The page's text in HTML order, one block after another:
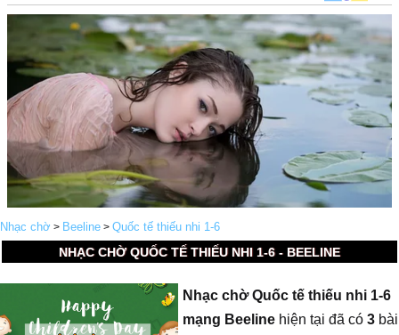
Nhạc chờ > Beeline > Quốc tế thiếu nhi 1-6
NHẠC CHỜ QUỐC TẾ THIẾU NHI 1-6 - BEELINE
Nhạc chờ Quốc tế thiếu nhi 1-6
mạng Beeline hiện tại đã có 3 bài